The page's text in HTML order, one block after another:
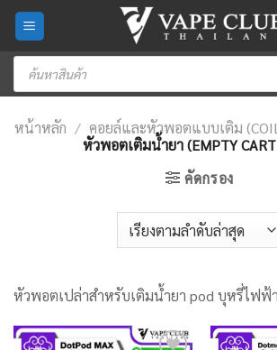
Skip
content
Products
search
หน้าหลัก / คอยล์และหัวพอตแบบเติม
หัวพอตเติมน้ำยา (EMPTY
คัดกรอง
หัวพอตเปล่าสำหรับเติมน้ำยา pod บุหรี่ไฟฟ้า